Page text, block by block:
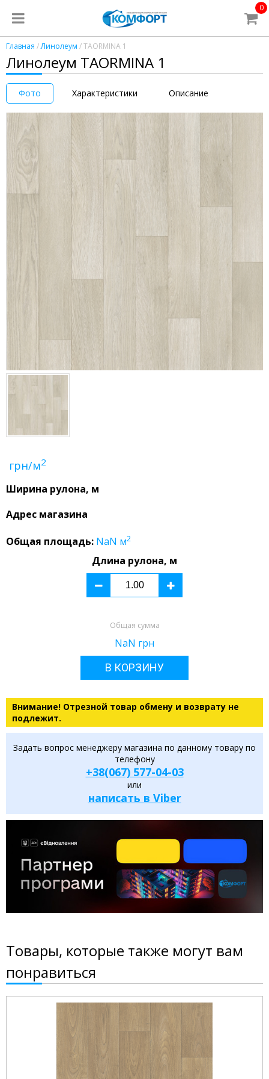
0
Главная /Линолеум / TAORMINA 1
Линолеум TAORMINA 1
Фото Характеристики Описание
грн/м2
Ширина рулона, м
Адрес магазина
Общая площадь: NaN м2
Длина рулона, м
Общая сумма
NaN грн
В КОРЗИНУ
Внимание! Отрезной товар обмену и возврату не
подлежит.
Задать вопрос менеджеру магазина по данному товару по
телефону
+38(067) 577-04-03
или
написать в Viber
Товары, которые также могут вам
понравиться